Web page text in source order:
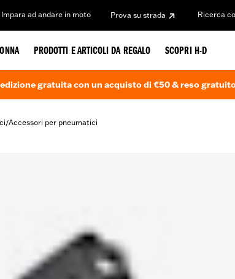
Impara ad andare in moto Prova su strada Ricerca
PRODOTTI E ARTICOLI DA REGALO SCOPRI H-D
gratuita con un acquisto di €50 & reso
/Accessori per pneumatici